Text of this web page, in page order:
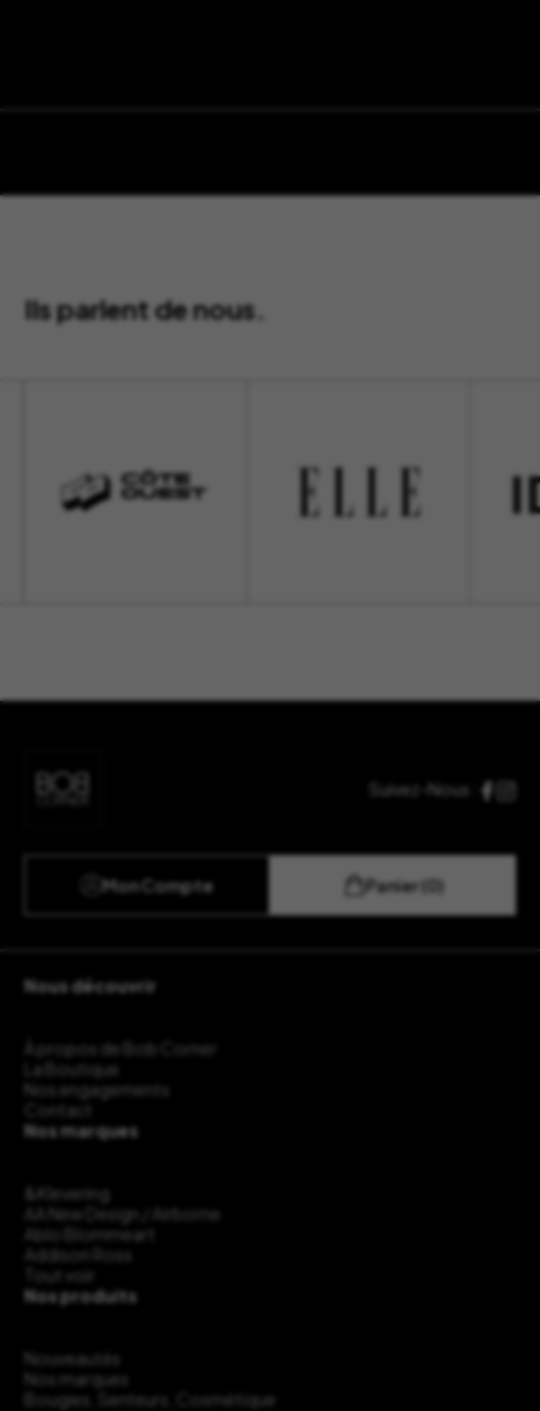
Ils parlent de nous.
Suivez-Nous :
Mon Compte Panier (0)
Nous découvrir
À propos de Bob Corner
La Boutique
Nos engagements
Contact
Nos marques
&Klevering
AA New Design / Airborne
Ablo Blommeart
Addison Ross
Tout voir
Nos produits
Nouveautés
Nos marques
Bougies, Senteurs, Cosmétique